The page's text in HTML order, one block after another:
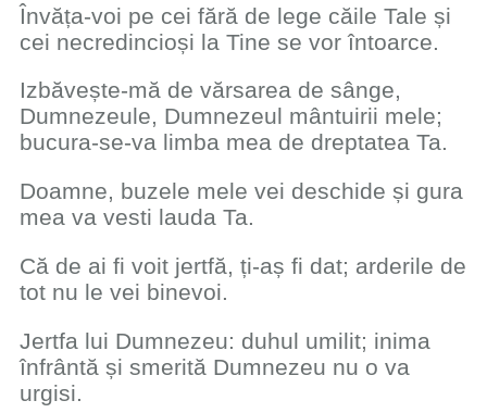
Învăța-voi pe cei fără de lege căile Tale și
cei necredincioși la Tine se vor întoarce.
Izbăvește-mă de vărsarea de sânge,
Dumnezeule, Dumnezeul mântuirii mele;
bucura-se-va limba mea de dreptatea Ta.
Doamne, buzele mele vei deschide și gura
mea va vesti lauda Ta.
Că de ai fi voit jertfă, ți-aș fi dat; arderile de
tot nu le vei binevoi.
Jertfa lui Dumnezeu: duhul umilit; inima
înfrântă și smerită Dumnezeu nu o va
urgisi.